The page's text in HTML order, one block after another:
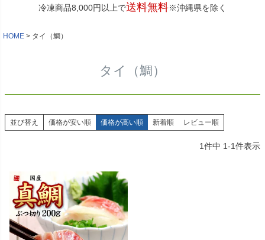
冷凍商品8,000円以上で送料無料※沖縄県を除く
HOME タイ（鯛）
タイ（鯛）
並び替え 価格が安い順 価格が高い順 新着順 レビュー順
1件中 1-1件表示